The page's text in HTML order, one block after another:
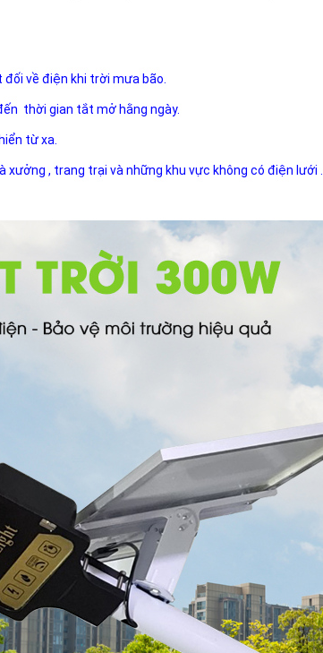
về điện khi trời mưa bão.
thời gian tắt mở hằng ngày.
từ xa.
, trang trại và những khu vực không có điện lưới ...